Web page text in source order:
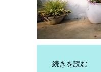
続きを読む